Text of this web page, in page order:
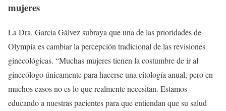
mujeres
La Dra. García Gálvez subraya que una de las prioridades de
Olympia es cambiar la percepción tradicional de las revisiones
ginecológicas. “Muchas mujeres tienen la costumbre de ir al
ginecólogo únicamente para hacerse una citología anual, pero en
muchos casos no es lo que realmente necesitan. Estamos
educando a nuestras pacientes para que entiendan que su salud